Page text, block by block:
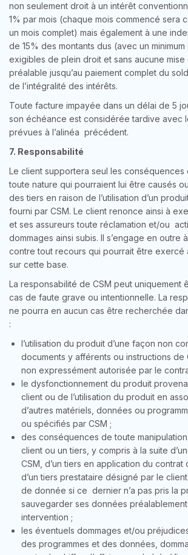
non seulement droit à un intérêt
1% par mois (chaque mois commencé sera
un mois complet) mais également à une
de 15% des montants dus (avec un minimum
exigibles de plein droit et sans aucune mise
préalable jusqu’au paiement complet du
de l’intégralité des intérêts.
Toute facture impayée dans un délai de 5
son échéance est considérée tardive avec
prévues à l’alinéa précédent.
7. Responsabilité
Le client supportera seul les conséquences
toute nature qui pourraient lui être causés
des tiers en raison de l’utilisation d’un
fourni par CSM. Le client renonce ainsi à
et ses assureurs toute réclamation et/ou
dommages ainsi subis. Il s’engage en outre
contre tout recours qui pourrait être
sur cette base.
La responsabilité de CSM peut uniquement
cas de faute grave ou intentionnelle. La
ne pourra en aucun cas être recherchée
:
l’utilisation du produit d’une façon non
documents y afférents ou instructions de
non expressément autorisée par le
le dysfonctionnement du produit
client ou de l’utilisation du produit en
d’autres matériels, données ou
ou spécifiés par CSM ;
des conséquences de toute
client ou un tiers, y compris à la suite
CSM, d’un tiers en application du contrat
d’un tiers prestataire désigné par le
de donnée si ce dernier n’a pas pris la
sauvegarder ses données
intervention ;
les éventuels dommages et/ou
des programmes et des données,